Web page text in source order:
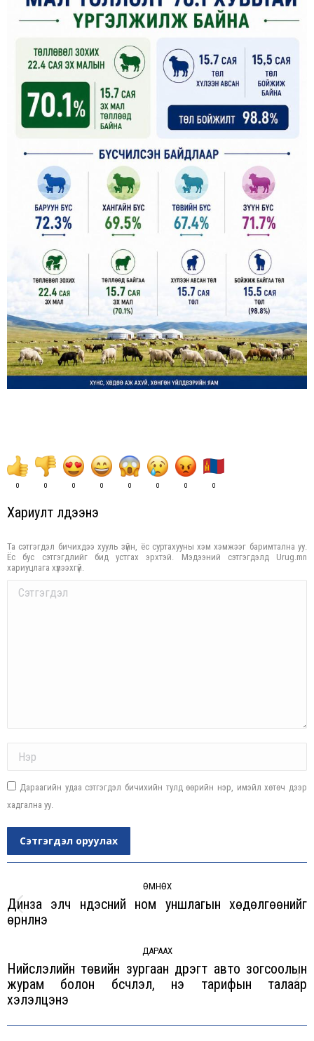
0 0 0 0 0 0 0 0
Хариулт үлдээнэ үү
Та сэтгэгдэл бичихдээ хууль зүйн, ёс суртахууны хэм хэмжээг баримтална уу.
Ёс бус сэтгэгдлийг бид устгах эрхтэй. Мэдээний сэтгэгдэлд Urug.mn
хариуцлага хүлээхгүй.
Comment
Дараагийн удаа сэтгэгдэл бичихийн тулд өөрийн нэр, имэйл хөтөч дээр
хадгална уу.
Сэтгэгдэл оруулах
ӨМНӨХ
Previous
Динза элч үндэсний ном уншлагын хөдөлгөөнийг
өрнүүлнэ
ДАРААХ
Next
Нийслэлийн төвийн зургаан дүүрэгт авто зогсоолын
журам болон бүсчлэл, үнэ тарифын талаар
хэлэлцэнэ